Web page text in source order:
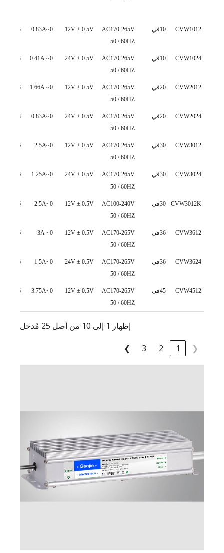
نموذج واتس.
إدخال
التيار
الكهربائي
انتاج التيار
التيار
CVW1012 10في
AC170-265V
50 / 60HZ
12V ± 0.5V
0~0.83A
113*30*20
CVW1024 10في
AC170-265V
50 / 60HZ
24V ± 0.5V
0~ 0.41A
113*30*20
CVW2012 20في
AC170-265V
50 / 60HZ
12V ± 0.5V
0~ 1.66A
178*30*20
CVW2024 20في
AC170-265V
50 / 60HZ
24V ± 0.5V
0~0.83A
178*30*20
CVW3012 30في
AC170-265V
50 / 60HZ
12V ± 0.5V
0~2.5A
226*30*20
CVW3024 30في
AC170-265V
50 / 60HZ
24V ± 0.5V
0~1.25A
226*30*20
CVW3012K 30في
AC100-240V
50 / 60HZ
12V ± 0.5V
0~2.5A
226*30*20
CVW3612 36في
AC170-265V
50 / 60HZ
12V ± 0.5V
0~ 3A
226*30*20
CVW3624 36في
AC170-265V
50 / 60HZ
24V ± 0.5V
0~1.5A
226*30*20
CVW4512 45في
AC170-265V
50 / 60HZ
12V ± 0.5V
0~3.75A
226*30*20
إظهار 1 إلى 10 من أصل 25 مُدخل
❮
1
2
3
❯